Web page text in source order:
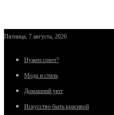
Пятница, 7 августа, 2026
Нужен совет?
Мода и стиль
Домашний уют
Искусство быть красивой